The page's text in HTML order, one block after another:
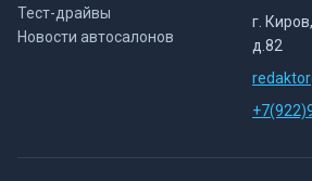
Тест-драйвы
Новости автосалонов
г.
д.82